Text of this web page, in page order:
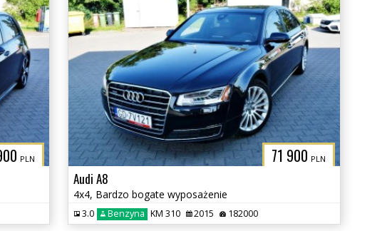
PLN 71 900 PLN
Audi A8
4x4, Bardzo bogate wyposażenie
3.0 Benzyna KM 310 2015 182000